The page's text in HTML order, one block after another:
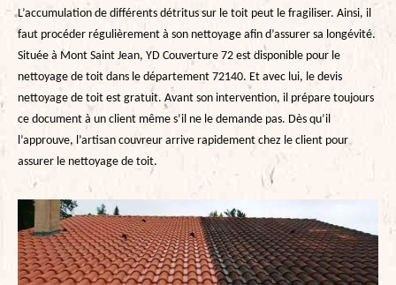
L’accumulation de différents détritus sur le toit peut le fragiliser. Ainsi, il
faut procéder régulièrement à son nettoyage afin d’assurer sa longévité.
Située à Mont Saint Jean, YD Couverture 72 est disponible pour le
nettoyage de toit dans le département 72140. Et avec lui, le devis
nettoyage de toit est gratuit. Avant son intervention, il prépare toujours
ce document à un client même s’il ne le demande pas. Dès qu’il
l’approuve, l’artisan couvreur arrive rapidement chez le client pour
assurer le nettoyage de toit.